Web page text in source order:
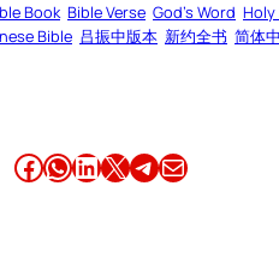
Book Bible Verse God’s Word Holy
Bible 吕振中版本 新约全书 简体
Share this article on Facebook Share this article on WhatsApp Share this article on LinkedIn Share this article on X Share this article on TelegramEmail this Article